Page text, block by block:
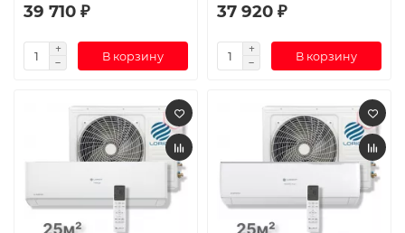
39 710 ₽
В корзину
37 920 ₽
В корзину